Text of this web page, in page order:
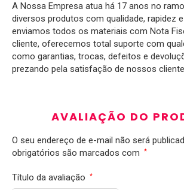
A Nossa Empresa atua há 17 anos no
diversos produtos com qualidade, rapidez
enviamos todos os materiais com Nota
cliente, oferecemos total suporte com
como garantias, trocas, defeitos e
prezando pela satisfação de nossos
AVALIAÇÃO DO
O seu endereço de e-mail não será
obrigatórios são marcados com
*
Título da avaliação *